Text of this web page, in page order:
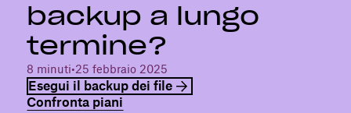
backup a lungo
termine?
8 minuti•25 febbraio 2025
Esegui il backup dei file
Confronta piani